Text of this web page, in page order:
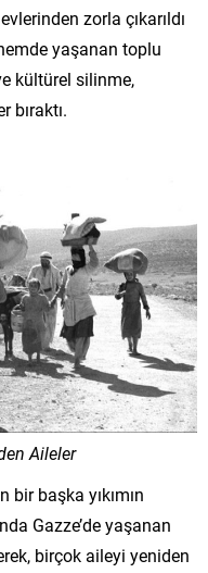
zorla çıkarıldı
yaşanan toplu
kültürel silinme,
bıraktı.
Aileler
başka yıkımın
Gazze’de yaşanan
birçok aileyi yeniden